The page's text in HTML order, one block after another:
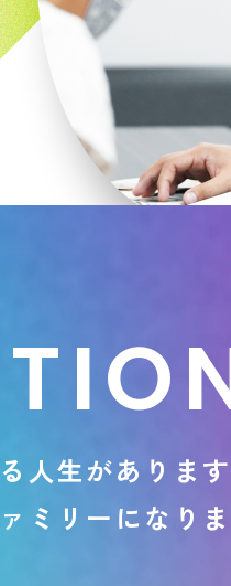
TIO
る 人生があ り ま す
ァ ミ リ ー に な り ま